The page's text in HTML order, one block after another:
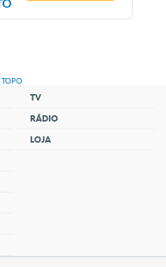
TOPO
TV
RÁDIO
LOJA